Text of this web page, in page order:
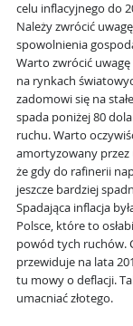
celu inflacyjnego do
Należy zwrócić
spowolnienia
Warto zwrócić
na rynkach
zadomowi się na
spada poniżej 80
ruchu. Warto
amortyzowany przez
że gdy do rafinerii
jeszcze bardziej
Spadająca inflacja
Polsce, które to
powód tych ruchów.
przewiduje na lata
tu mowy o deflacji.
umacniać złotego.